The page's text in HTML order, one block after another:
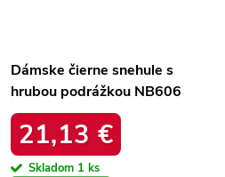
Dámske čierne snehule s
hrubou podrážkou NB606
BLACK
21,13 €
Skladom 1 ks